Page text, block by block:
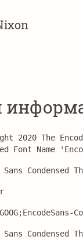
2020 The
Font Name
Sans Condensed
Sans Condensed